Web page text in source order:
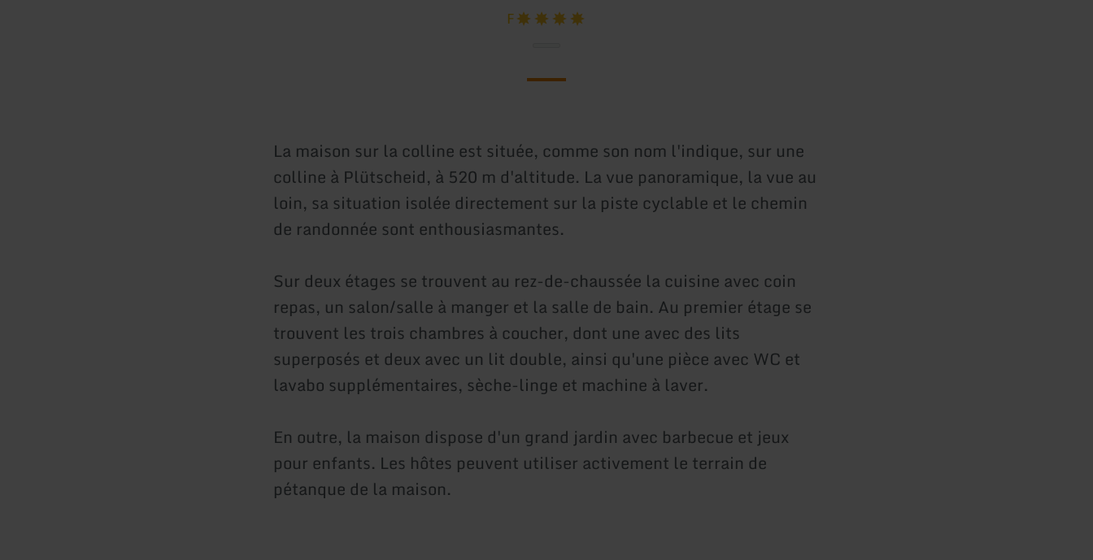
F
La maison sur la colline est située, comme son nom l'indique, sur une
colline à Plütscheid, à 520 m d'altitude. La vue panoramique, la vue au
loin, sa situation isolée directement sur la piste cyclable et le chemin
de randonnée sont enthousiasmantes.
Sur deux étages se trouvent au rez-de-chaussée la cuisine avec coin
repas, un salon/salle à manger et la salle de bain. Au premier étage se
trouvent les trois chambres à coucher, dont une avec des lits
superposés et deux avec un lit double, ainsi qu'une pièce avec WC et
lavabo supplémentaires, sèche-linge et machine à laver.
En outre, la maison dispose d'un grand jardin avec barbecue et jeux
pour enfants. Les hôtes peuvent utiliser activement le terrain de
pétanque de la maison.